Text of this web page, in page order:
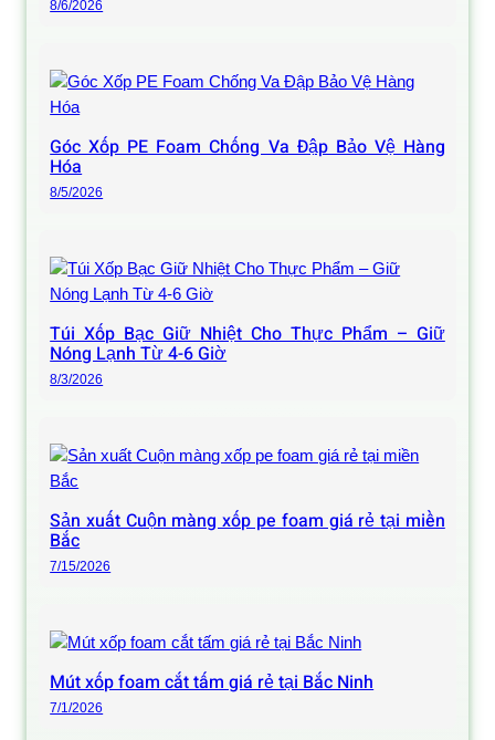
8/6/2026
Góc Xốp PE Foam Chống Va Đập Bảo Vệ Hàng
Hóa
8/5/2026
Túi Xốp Bạc Giữ Nhiệt Cho Thực Phẩm – Giữ
Nóng Lạnh Từ 4-6 Giờ
8/3/2026
Sản xuất Cuộn màng xốp pe foam giá rẻ tại miền
Bắc
7/15/2026
Mút xốp foam cắt tấm giá rẻ tại Bắc Ninh
7/1/2026